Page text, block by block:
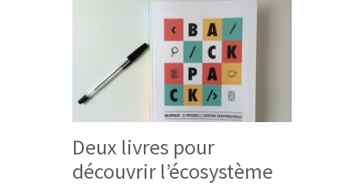
Deux livres pour
découvrir l’écosystème